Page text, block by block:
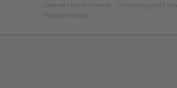
Chemie / Petro-Chemie | Forschung und
Pflanzenschutz